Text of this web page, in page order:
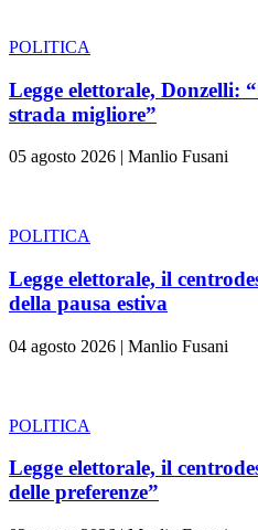
POLITICA
Legge elettorale, Donzelli:
strada migliore”
05 agosto 2026 | Manlio Fusani
POLITICA
Legge elettorale, il
della pausa estiva
04 agosto 2026 | Manlio Fusani
POLITICA
Legge elettorale, il
delle preferenze”